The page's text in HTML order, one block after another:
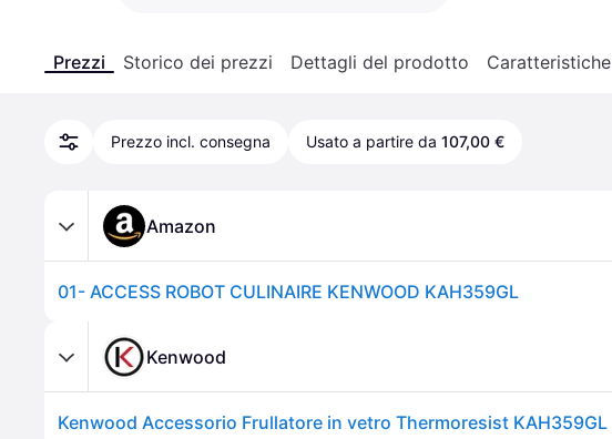
Prezzi Storico dei prezzi Dettagli del prodotto Caratteristiche
Prezzo incl. consegna Usato a partire da 107,00 €
Amazon
01- ACCESS ROBOT CULINAIRE KENWOOD KAH359GL
Kenwood
Kenwood Accessorio Frullatore in vetro Thermoresist KAH359GL